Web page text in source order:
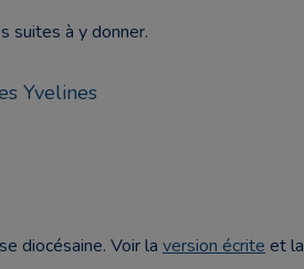
suites à y donner.
Yvelines
diocésaine. Voir la version écrite et la